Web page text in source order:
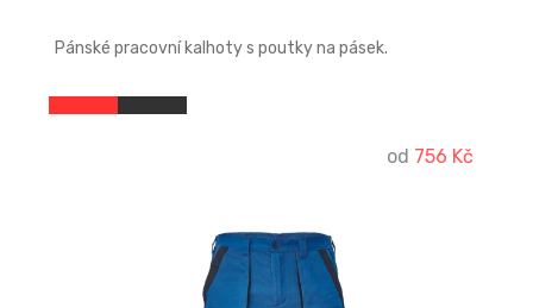
Pánské pracovní kalhoty s poutky na pásek.
od 756 Kč